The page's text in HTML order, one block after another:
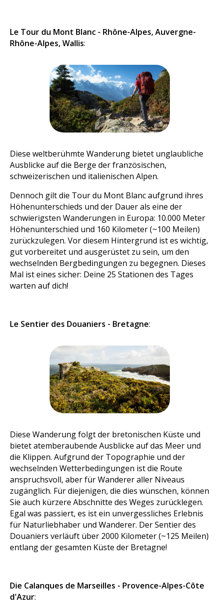
Le Tour du Mont Blanc - Rhône-Alpes, Auvergne-
Rhône-Alpes, Wallis:
Diese weltberühmte Wanderung bietet unglaubliche
Ausblicke auf die Berge der französischen,
schweizerischen und italienischen Alpen.
Dennoch gilt die Tour du Mont Blanc aufgrund ihres
Höhenunterschieds und der Dauer als eine der
schwierigsten Wanderungen in Europa: 10.000 Meter
Höhenunterschied und 160 Kilometer (~100 Meilen)
zurückzulegen. Vor diesem Hintergrund ist es wichtig,
gut vorbereitet und ausgerüstet zu sein, um den
wechselnden Bergbedingungen zu begegnen. Dieses
Mal ist eines sicher: Deine 25 Stationen des Tages
warten auf dich!
Le Sentier des Douaniers - Bretagne:
Diese Wanderung folgt der bretonischen Küste und
bietet atemberaubende Ausblicke auf das Meer und
die Klippen. Aufgrund der Topographie und der
wechselnden Wetterbedingungen ist die Route
anspruchsvoll, aber für Wanderer aller Niveaus
zugänglich. Für diejenigen, die dies wünschen, können
Sie auch kürzere Abschnitte des Weges zurücklegen.
Egal was passiert, es ist ein unvergessliches Erlebnis
für Naturliebhaber und Wanderer. Der Sentier des
Douaniers verläuft über 2000 Kilometer (~125 Meilen)
entlang der gesamten Küste der Bretagne!
Die Calanques de Marseilles - Provence-Alpes-Côte
d'Azur: